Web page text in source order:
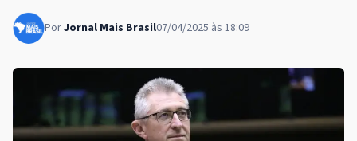
PorJornal Mais Brasil07/04/2025 às 18:09